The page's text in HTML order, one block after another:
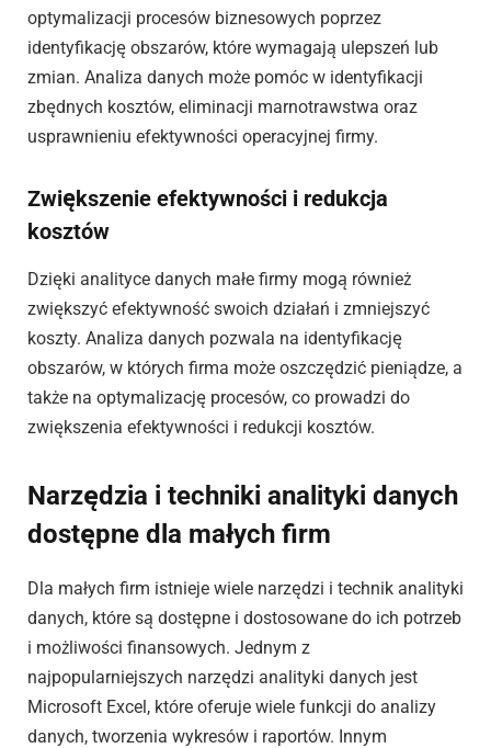
optymalizacji procesów biznesowych poprzez
identyfikację obszarów, które wymagają ulepszeń lub
zmian. Analiza danych może pomóc w identyfikacji
zbędnych kosztów, eliminacji marnotrawstwa oraz
usprawnieniu efektywności operacyjnej firmy.
Zwiększenie efektywności i redukcja
kosztów
Dzięki analityce danych małe firmy mogą również
zwiększyć efektywność swoich działań i zmniejszyć
koszty. Analiza danych pozwala na identyfikację
obszarów, w których firma może oszczędzić pieniądze, a
także na optymalizację procesów, co prowadzi do
zwiększenia efektywności i redukcji kosztów.
Narzędzia i techniki analityki danych
dostępne dla małych firm
Dla małych firm istnieje wiele narzędzi i technik analityki
danych, które są dostępne i dostosowane do ich potrzeb
i możliwości finansowych. Jednym z
najpopularniejszych narzędzi analityki danych jest
Microsoft Excel, które oferuje wiele funkcji do analizy
danych, tworzenia wykresów i raportów. Innym